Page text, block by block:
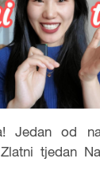
Jedan od
Zlatni tjedan